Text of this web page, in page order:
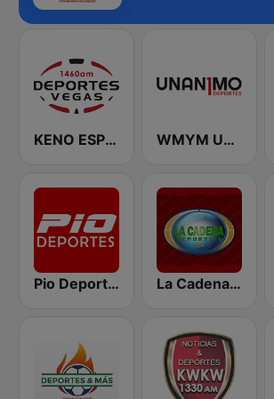
KENO ESPN Deportes 1460 AM WMYM Unanimo Deportes
Pio Deportes La Cadena Deportiva